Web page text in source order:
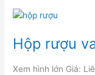
Hộp rượu
Xem hình lớn Giá:
rượu
bì
hộp